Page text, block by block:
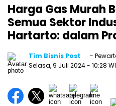
Harga Gas Murah
Semua Sektor
Hartarto: dalam
Tim Bisnis Post
-
Selasa, 9 Juli 2024- 10:28